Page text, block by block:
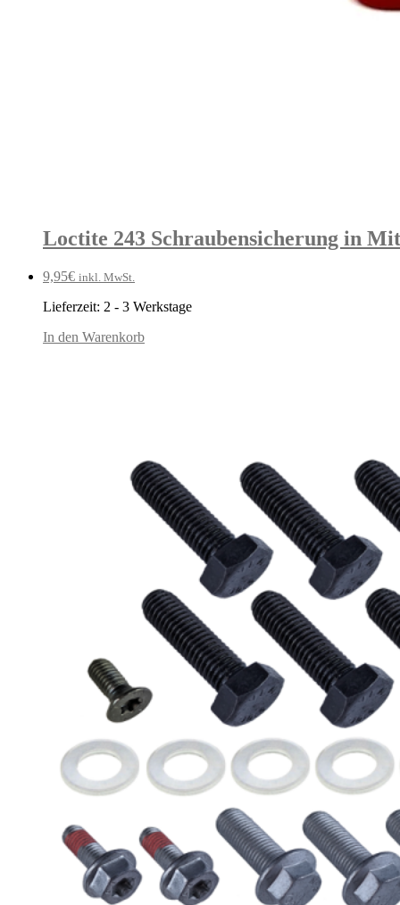
Loctite 243 Schraubensicherung in
9,95€ inkl. MwSt.
Lieferzeit: 2 - 3 Werkstage
In den Warenkorb